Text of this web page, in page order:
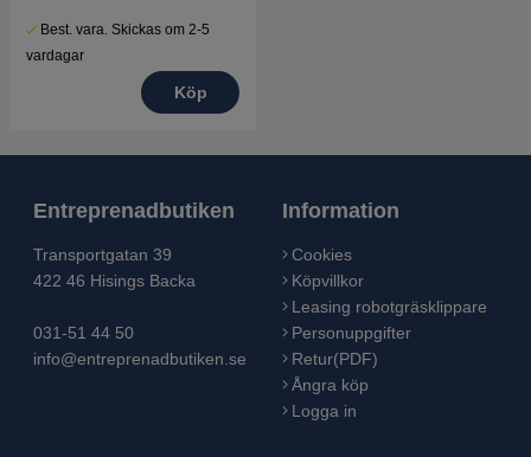
Best. vara. Skickas om 2-5
vardagar
Köp
Entreprenadbutiken
Transportgatan 39
422 46 Hisings Backa
031-51 44 50
info@entreprenadbutiken.se
Information
Cookies
Köpvillkor
Leasing robotgräsklippare
Personuppgifter
Retur(PDF)
Ångra köp
Logga in